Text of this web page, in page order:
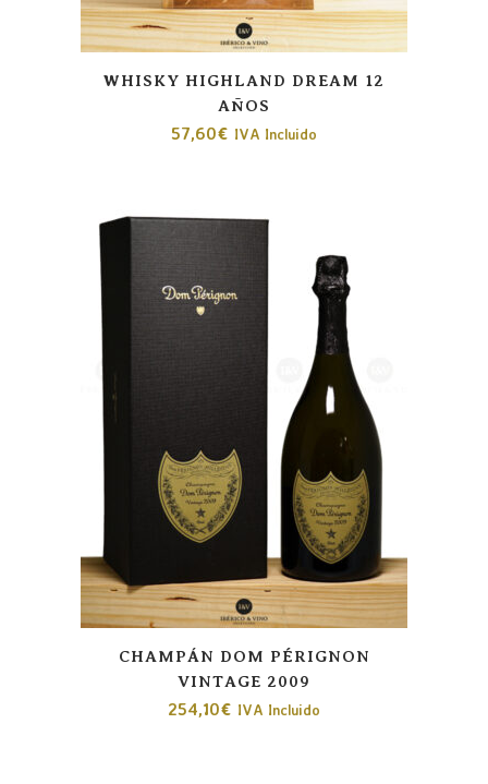
WHISKY HIGHLAND DREAM 12
AÑOS
57,60€ IVA Incluido
CHAMPÁN DOM PÉRIGNON
VINTAGE 2009
254,10€ IVA Incluido